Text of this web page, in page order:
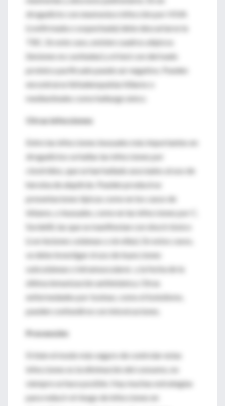
drogadicto con neumonía e infección por HIVA
(confirmada o sospechada) debe descartarse la
TBC. En este caso, existen cuadros atípicos
(lesiones no cavitadas) y el test con derivado
proteico purificado puede ser negativo. Pueden
encontrarse linfadenopatías hiliares o
mediastinales como hallazgo único.
Otras infecciones
Entre las infecciones inusuales más importantes en
drogadictos se hallas las infecciones por
clostridios, que se han hallado asociados al uso de
heroína de alquitrán. Pueden producirse
presentaciones típicas como en los casos de
tétanos, o inusuales, como en las infecciones por C.
Sordellii, las que se manifiestan con shock tóxico
(con lesiones cutáneas o sin ellas). En estos casos,
se debe investigar el uso de inyecciones
subcutáneas o intramusculares y la fecha de la
última inmunización antitetánica. Otras
enfermedades por toxinas, como el botulismo,
pueden confundirse con intoxicaciones.
Prevención
Si bien el modo más seguro de controlar estas
infecciones es la eliminación del consumo, no
siempre se hace posible. Hay muchas estrategias
para reducir el riesgo de infecciones en